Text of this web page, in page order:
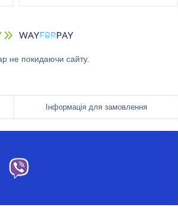
не покидаючи сайту.
Інформація для замовлення